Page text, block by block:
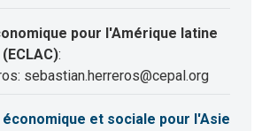
pour l'Amérique latine
:
sebastian.herreros@cepal.org
et sociale pour l'Asie